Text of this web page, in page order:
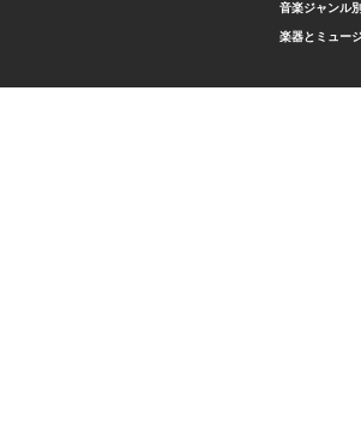
音楽ジャンル
楽器とミュー